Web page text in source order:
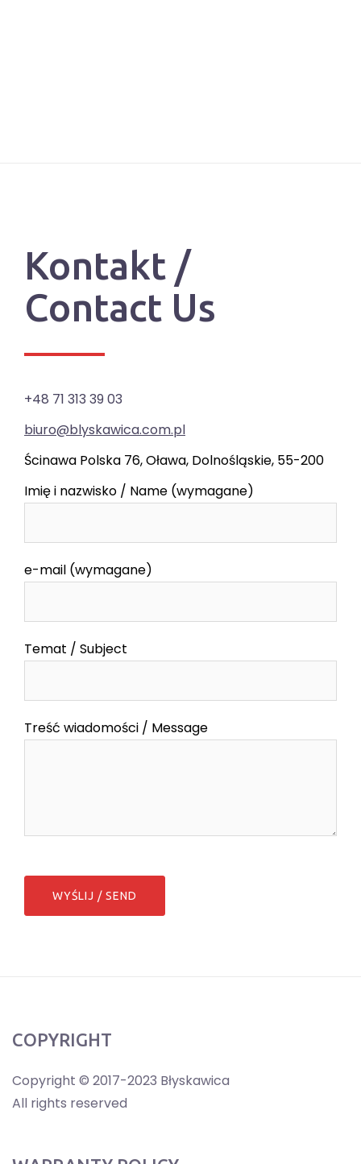
Kontakt /
Contact Us
+48 71 313 39 03
biuro@blyskawica.com.pl
Ścinawa Polska 76, Oława, Dolnośląskie, 55-200
Imię i nazwisko / Name (wymagane)
e-mail (wymagane)
Temat / Subject
Treść wiadomości / Message
COPYRIGHT
Copyright © 2017-2023 Błyskawica
All rights reserved